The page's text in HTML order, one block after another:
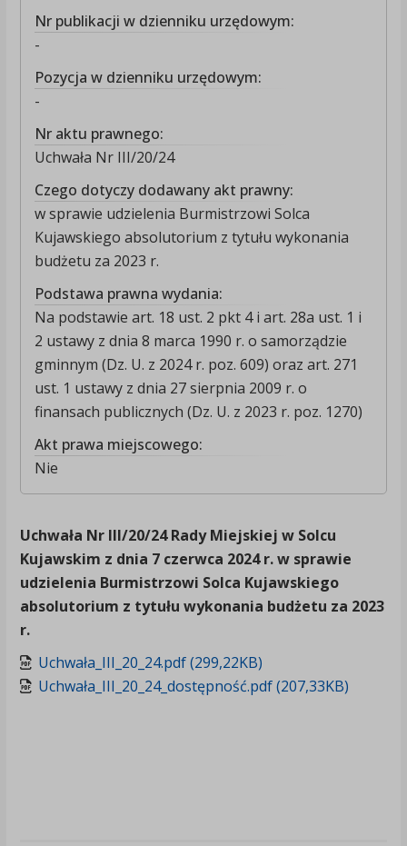
Nr publikacji w dzienniku urzędowym:
-
Pozycja w dzienniku urzędowym:
-
Nr aktu prawnego:
Uchwała Nr III/20/24
Czego dotyczy dodawany akt prawny:
w sprawie udzielenia Burmistrzowi Solca
Kujawskiego absolutorium z tytułu wykonania
budżetu za 2023 r.
Podstawa prawna wydania:
Na podstawie art. 18 ust. 2 pkt 4 i art. 28a ust. 1 i
2 ustawy z dnia 8 marca 1990 r. o samorządzie
gminnym (Dz. U. z 2024 r. poz. 609) oraz art. 271
ust. 1 ustawy z dnia 27 sierpnia 2009 r. o
finansach publicznych (Dz. U. z 2023 r. poz. 1270)
Akt prawa miejscowego:
Nie
Uchwała Nr III/20/24 Rady Miejskiej w Solcu
Kujawskim z dnia 7 czerwca 2024 r. w sprawie
udzielenia Burmistrzowi Solca Kujawskiego
absolutorium z tytułu wykonania budżetu za 2023
r.
Uchwała_III_20_24.pdf (299,22KB)
Uchwała_III_20_24_dostępność.pdf (207,33KB)